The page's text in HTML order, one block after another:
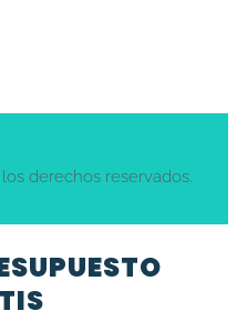
derechos reservados.